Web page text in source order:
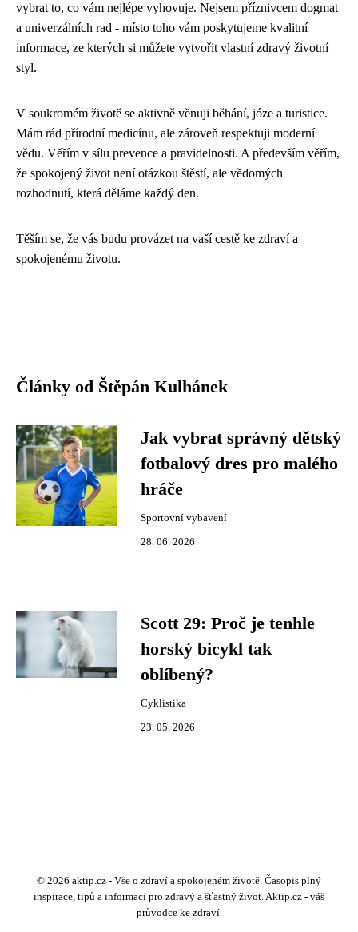
vybrat to, co vám nejlépe vyhovuje. Nejsem příznivcem dogmat
a univerzálních rad - místo toho vám poskytujeme kvalitní
informace, ze kterých si můžete vytvořit vlastní zdravý životní
styl.
V soukromém životě se aktivně věnuji běhání, józe a turistice.
Mám rád přírodní medicínu, ale zároveň respektuji moderní
vědu. Věřím v sílu prevence a pravidelnosti. A především věřím,
že spokojený život není otázkou štěstí, ale vědomých
rozhodnutí, která děláme každý den.
Těším se, že vás budu provázet na vaší cestě ke zdraví a
spokojenému životu.
Články od Štěpán Kulhánek
Jak vybrat správný dětský
fotbalový dres pro malého
hráče
Sportovní vybavení
28. 06. 2026
Scott 29: Proč je tenhle
horský bicykl tak
oblíbený?
Cyklistika
23. 05. 2026
© 2026 aktip.cz - Vše o zdraví a spokojeném životě. Časopis plný
inspirace, tipů a informací pro zdravý a šťastný život. Aktip.cz - váš
průvodce ke zdraví.